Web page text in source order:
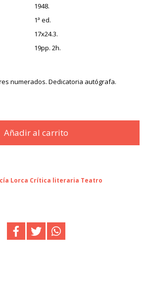
1948.
1ª ed.
17x24.3.
19pp. 2h.
numerados. Dedicatoria autógrafa.
Añadir al carrito
Lorca Crítica literaria Teatro